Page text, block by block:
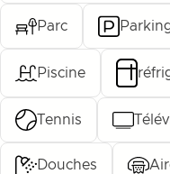
Parc
Piscine
Tennis
Douches